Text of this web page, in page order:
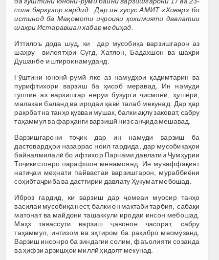
сола баргузор гардид. Дар ин хусус АМИТ «Ховар» бо
истинод ба Мақомоти иҷроияи ҳокимияти давлатии
шаҳри Истаравшан хабар медиҳад.
Иттилоъ дода шуд, ки дар мусобиқа варзишгарон аз
шаҳру вилоятҳои Суғд, Хатлон, Бадахшон ва шаҳри
Душанбе иштирок намуданд.
Гӯштини юнонӣ-румӣ яке аз намудҳои қадимтарин ва
пурифтихори варзиш ба ҳисоб меравад. Ин намуди
гӯштин аз варзишгар неруи бузурги ҷисмонӣ, ҳушёрӣ,
малакаи баланд ва иродаи қавӣ талаб мекунад. Дар ҳар
рақобат на танҳо қувваи мушак, балки ақлу заковат, сабру
таҳаммул ва фарҳанги варзишӣ низ санҷида мешавад.
Варзишгарони тоҷик дар ин намуди варзиш ба
дастовардҳои назаррас ноил гардида, дар мусобиқаҳои
байналмилалӣ бо ифтихор Парчами давлатии Ҷумҳурии
Тоҷикистонро парафшон менамоянд. Ин муваффақият
натиҷаи меҳнати пайвастаи варзишгарон, мураббиёни
соҳибтаҷриба ва дастгирии давлату Ҳукумат мебошад.
Иброз гардид, ки варзиш дар ҷомеаи муосир танҳо
василаи мусобиқа нест, балки он мактаби тарбия, сабақи
матонат ва майдони ташаккули иродаи инсон мебошад.
Маҳз тавассути варзиш ҷавонон ҷасорат, сабру
таҳаммул, интизом ва эҳтиром ба рақибро меомӯзанд.
Варзиш инсонро ба зиндагии солим, фаъолияти созанда
ва ҳифзи арзишҳои миллӣ ҳидоят мекунад.